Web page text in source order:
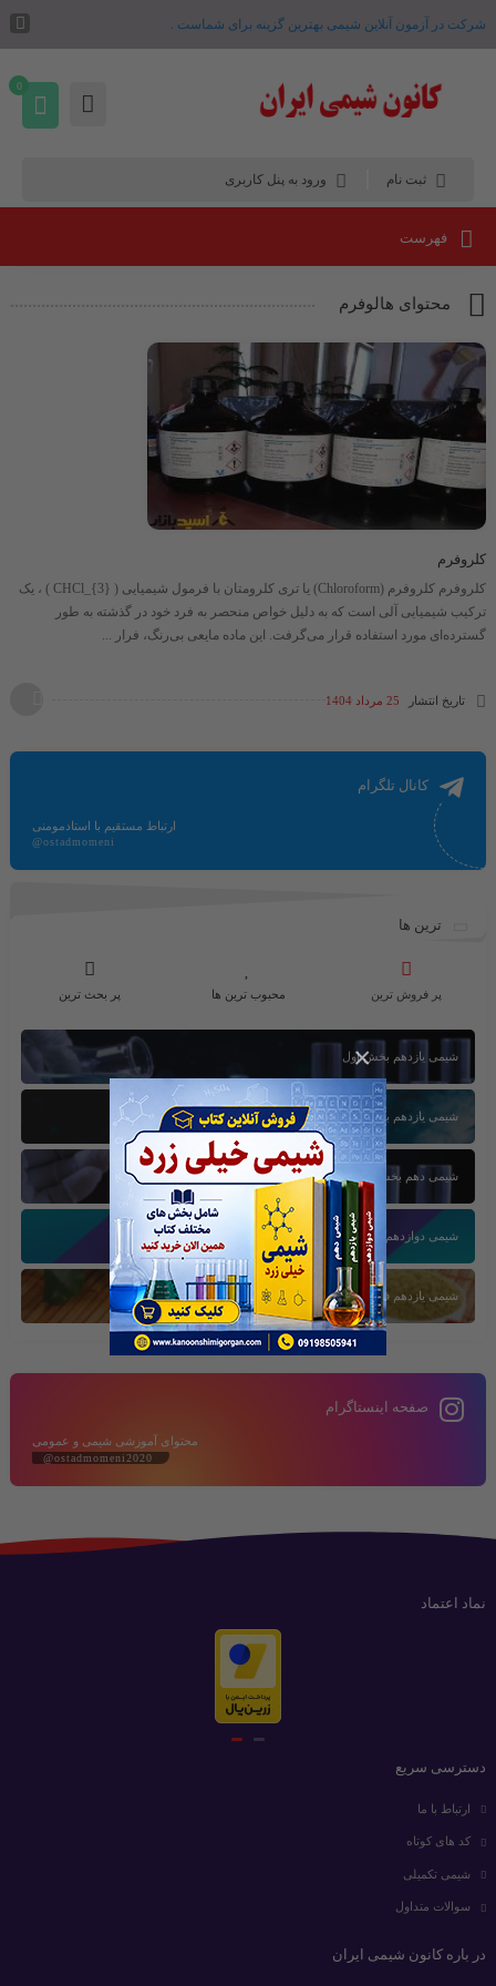
×
شرکت در آزمون آنلاین شیمی بهترین گزینه برای شماست .
ثبت نام ورود به پنل کاربری
0
فهرست
محتوای هالوفرم
کلروفرم
کلروفرم کلروفرم (Chloroform) یا تری کلرومتان با فرمول شیمیایی ​( CHCl_{3} )​ ، یک
ترکیب شیمیایی آلی است که به دلیل خواص منحصر به فرد خود در گذشته به طور
گسترده‌ای مورد استفاده قرار می‌گرفت. این ماده مایعی بی‌رنگ، فرار ...
تاریخ انتشار 25 مرداد 1404
کانال تلگرام
ارتباط مستقیم با استادمومنی
@ostadmomeni
ترین ها
پر فروش ترین محبوب ترین ها پر بحث ترین
شیمی یازدهم بخش اول
شیمی یازدهم بخش سوم
شیمی دهم بخش اول
شیمی دوازدهم بخش سوم
شیمی یازدهم فصل دوم
صفحه اینستاگرام
محتوای آموزشی شیمی و عمومی
@ostadmomeni2020
نماد اعتماد
دسترسی سریع
ارتباط با ما
کد های کوتاه
شیمی تکمیلی
سوالات متداول
در باره کانون شیمی ایران